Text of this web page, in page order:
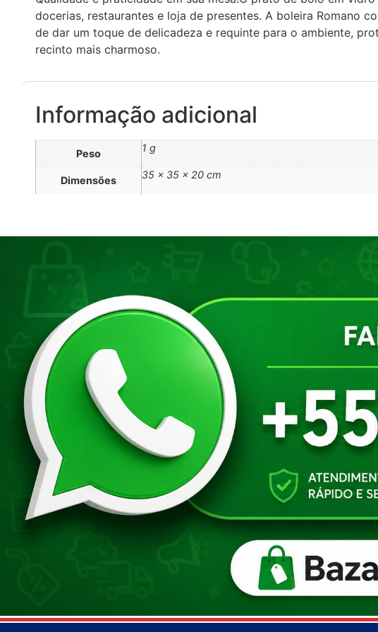
docerias, restaurantes e loja de presentes. A boleira Romano
de dar um toque de delicadeza e requinte para o ambiente,
recinto mais charmoso.
Informação adicional
Peso 1 g
Dimensões 35 × 35 × 20 cm